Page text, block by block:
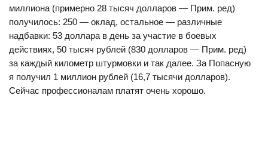
миллиона (примерно 28 тысяч долларов — Прим. ред)
получилось: 250 — оклад, остальное — различные
надбавки: 53 доллара в день за участие в боевых
действиях, 50 тысяч рублей (830 долларов — Прим. ред)
за каждый километр штурмовки и так далее. За Попасную
я получил 1 миллион рублей (16,7 тысячи долларов).
Сейчас профессионалам платят очень хорошо.